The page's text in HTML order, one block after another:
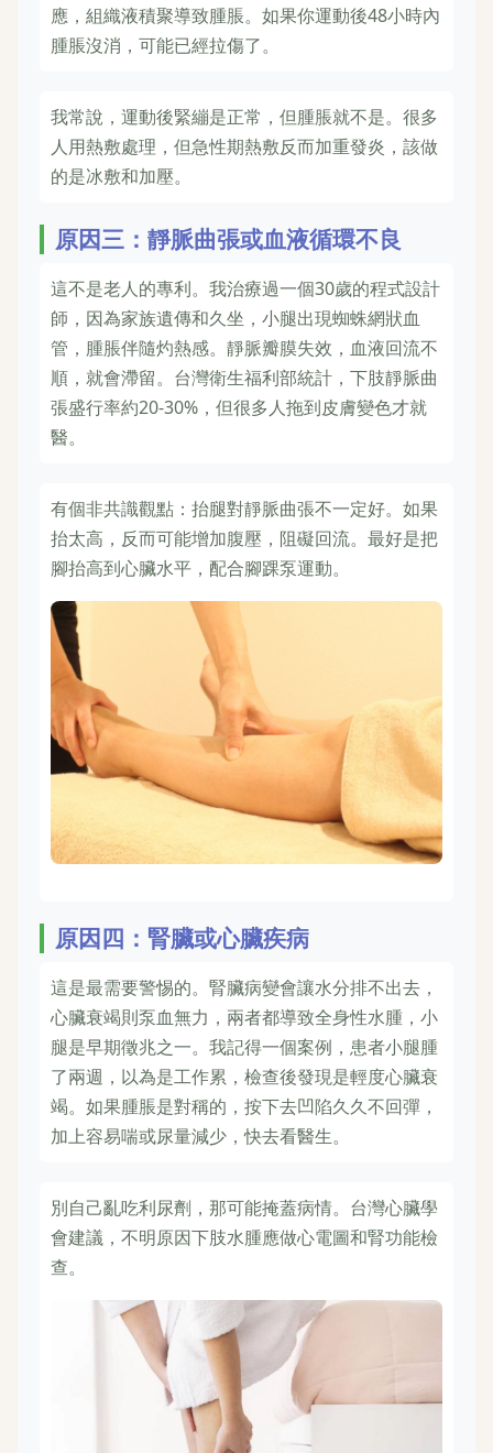
應，組織液積聚導致腫脹。如果你運動後48小時內
腫脹沒消，可能已經拉傷了。
我常說，運動後緊繃是正常，但腫脹就不是。很多
人用熱敷處理，但急性期熱敷反而加重發炎，該做
的是冰敷和加壓。
原因三：靜脈曲張或血液循環不良
這不是老人的專利。我治療過一個30歲的程式設計
師，因為家族遺傳和久坐，小腿出現蜘蛛網狀血
管，腫脹伴隨灼熱感。靜脈瓣膜失效，血液回流不
順，就會滯留。台灣衛生福利部統計，下肢靜脈曲
張盛行率約20-30%，但很多人拖到皮膚變色才就
醫。
有個非共識觀點：抬腿對靜脈曲張不一定好。如果
抬太高，反而可能增加腹壓，阻礙回流。最好是把
腳抬高到心臟水平，配合腳踝泵運動。
原因四：腎臟或心臟疾病
這是最需要警惕的。腎臟病變會讓水分排不出去，
心臟衰竭則泵血無力，兩者都導致全身性水腫，小
腿是早期徵兆之一。我記得一個案例，患者小腿腫
了兩週，以為是工作累，檢查後發現是輕度心臟衰
竭。如果腫脹是對稱的，按下去凹陷久久不回彈，
加上容易喘或尿量減少，快去看醫生。
別自己亂吃利尿劑，那可能掩蓋病情。台灣心臟學
會建議，不明原因下肢水腫應做心電圖和腎功能檢
查。